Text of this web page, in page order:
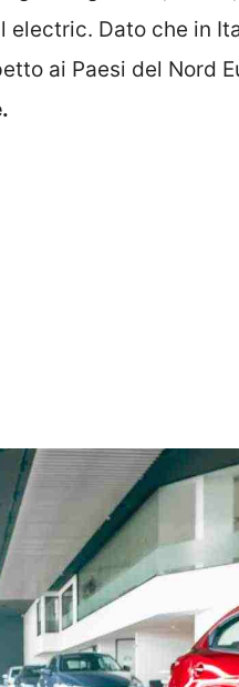
electric. Dato che in
ai Paesi del Nord